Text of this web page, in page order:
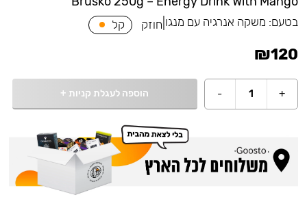
בטעם: משקה אנרגיה עם מנגו חוזק קל
₪120
+
1
- הוספה לעגלת קניות +